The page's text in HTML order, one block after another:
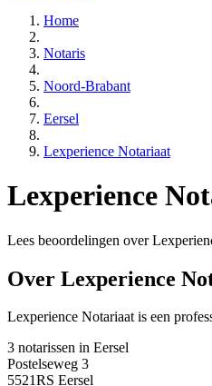
Home
Notaris
Noord-Brabant
Eersel
Lexperience Notariaat
Lexperience
Lees beoordelingen over
Over Lexperience
Lexperience Notariaat is een
3 notarissen in Eersel
Postelseweg 3
5521RS Eersel